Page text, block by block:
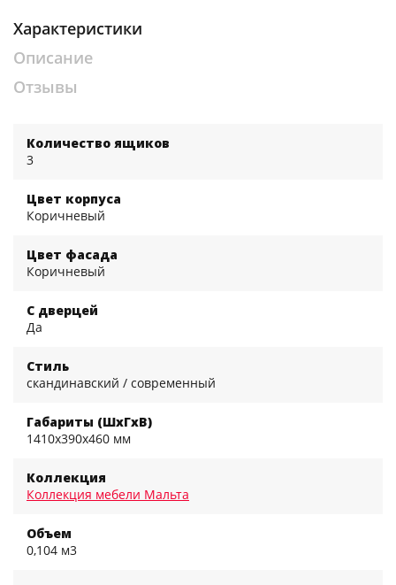
Характеристики
Описание
Отзывы
Количество ящиков
3
Цвет корпуса
Коричневый
Цвет фасада
Коричневый
С дверцей
Да
Стиль
скандинавский / современный
Габариты (ШхГхВ)
1410x390x460 мм
Коллекция
Коллекция мебели Мальта
Объем
0,104 м3